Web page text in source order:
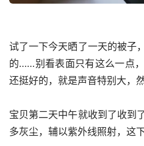
试了一下今天晒了一天的被子
的……别看表面只有这么一点
还挺好的，就是声音特别大，然
宝贝第二天中午就收到了收到
多灰尘，辅以紫外线照射，这